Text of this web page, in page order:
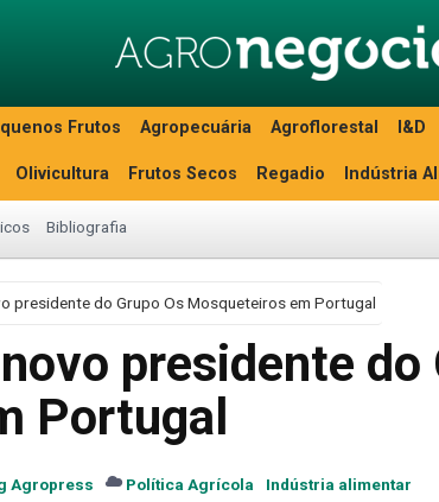
Frutos Agropecuária Agroflorestal I&D
Olivicultura Frutos Secos Regadio Indústria
Bibliografia
presidente do Grupo Os Mosqueteiros em Portugal
presidente do
Portugal
Agropress Política Agrícola Indústria alimentar